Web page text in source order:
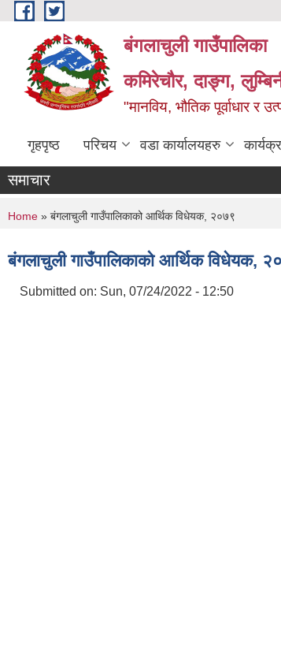
Skip to main content
बंगलाचुली गाउँपालिका
कमिरेचौर, दाङ्ग,
"मानविय, भौतिक पूर्वाधार र
गृहपृष्ठ परिचय वडा कार्यालयहरु
समाचार
You are here
Home » बंगलाचुली गाउँपालिकाको आर्थिक विधेयक, २०७९
बंगलाचुली गाउँपालिकाको आर्थिक विधेयक,
Submitted on: Sun, 07/24/2022 - 12:50